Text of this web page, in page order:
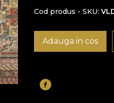
Cod produs - SKU
Adauga in cos